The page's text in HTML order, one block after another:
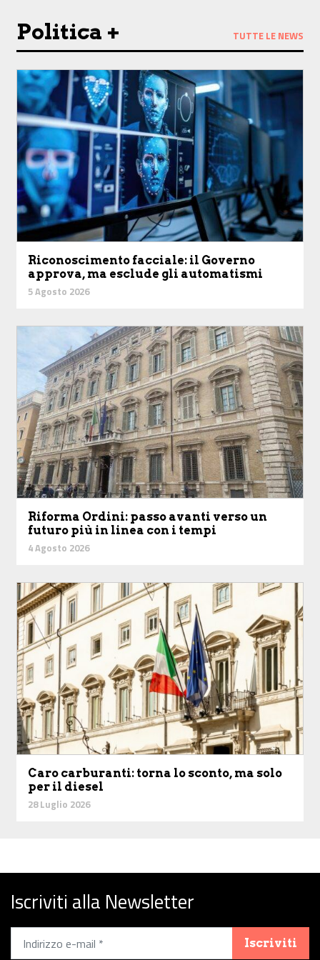
Politica + TUTTE LE NEWS
Riconoscimento facciale: il Governo
approva, ma esclude gli automatismi
5 Agosto 2026
Riforma Ordini: passo avanti verso un
futuro più in linea con i tempi
4 Agosto 2026
Caro carburanti: torna lo sconto, ma solo
per il diesel
28 Luglio 2026
Iscriviti alla Newsletter
Iscriviti